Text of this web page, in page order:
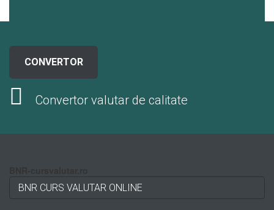
CONVERTOR
Convertor valutar de calitate
BNR CURS VALUTAR ONLINE